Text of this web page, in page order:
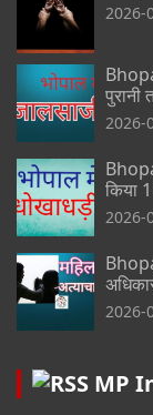
2026-
पुरानी
2026-
किया
2026-
2026-
MP